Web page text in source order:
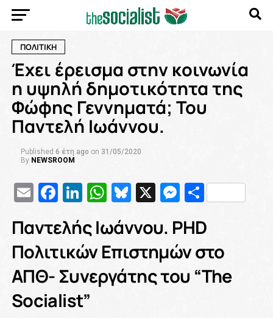
ΠΟΛΙΤΙΚΗ
Έχει έρεισμα στην κοινωνία
η υψηλή δημοτικότητα της
Φώφης Γεννηματά; Του
Παντελή Ιωάννου.
Published 6 έτη ago on 31/05/2020
By NEWSROOM
EmailFacebook
LinkedIn
WhatsApp
Bluesky
X
Παντελής Ιωάννου. PHD
Πολιτικών Επιστημών στο
ΑΠΘ- Συνεργάτης του “The
Socialist”